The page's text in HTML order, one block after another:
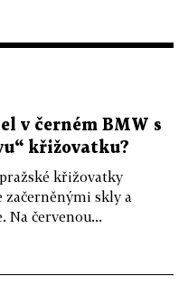
v černém BMW s
křižovatku?
křižovatky
skly a
Na červenou...